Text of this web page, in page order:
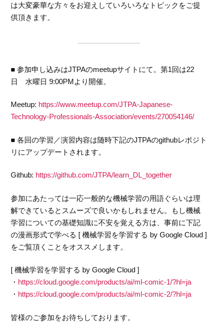
は大変豪華な方々をお迎えしていろいろなトピックをご提
供頂きます。
■ 参加申し込みはJTPAのmeetupサイトにて。第1回は22
日 水曜日 9:00PMより開催。
Meetup: https://www.meetup.com/JTPA-Japanese-
Technology-Professionals-Association/events/270054146/
■ 各回の学習／演習内容は随時下記のJTPAのgithubレポジト
リにアップデートされます。
Github: https://github.com/JTPA/learn_DL_together
参加にあたっては一応一般的な機械学習の用語ぐらいは理
解できているとスムーズで良いかもしれません。もし機械
学習についての基礎知識に不安を覚える方は、事前に下記
の漫画形式で学べる [ 機械学習を学習する by Google Cloud ]
をご覧頂くことをオススメします。
[ 機械学習を学習する by Google Cloud ]
・ https://cloud.google.com/products/ai/ml-comic-1/?hl=ja
・ https://cloud.google.com/products/ai/ml-comic-2/?hl=ja
皆様のご参加をお待ちしております。